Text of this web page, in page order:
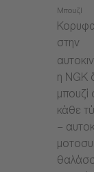
Μπουζί
στην
η NGK
μπουζί
κάθε
–